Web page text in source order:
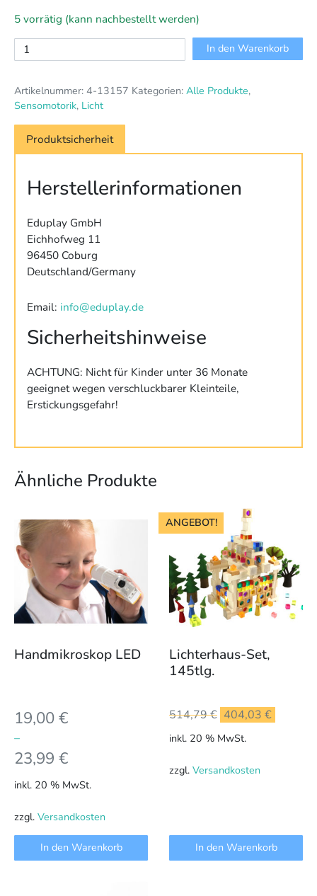
5 vorrätig (kann nachbestellt werden)
Lichtprojektor
Kuppel
In den Warenkorb
Artikelnummer: 4-13157 Kategorien: Alle Produkte,
Sensomotorik, Licht
Produktsicherheit
Herstellerinformationen
Eduplay GmbH
Eichhofweg 11
96450 Coburg
Deutschland/Germany
Email: info@eduplay.de
Sicherheitshinweise
ACHTUNG: Nicht für Kinder unter 36 Monate
geeignet wegen verschluckbarer Kleinteile,
Erstickungsgefahr!
Ähnliche Produkte
Handmikroskop LED
19,00€
–
23,99 €
inkl. 20 % MwSt.
zzgl. Versandkosten
In den Warenkorb
ANGEBOT!
Lichterhaus-Set,
145tlg.
514,79€ Ursprünglicher
Preis
514,79 €
404,03 €
inkl. 20 % MwSt.
zzgl. Versandkosten
In den Warenkorb